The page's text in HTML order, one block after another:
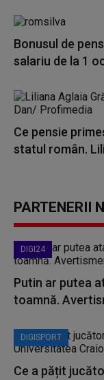
Bonusul de
salariu de la 1
Ce pensie
statul român.
PARTENERII
DIGI24
Putin ar putea
toamnă.
DIGISPORT
Ce a pățit